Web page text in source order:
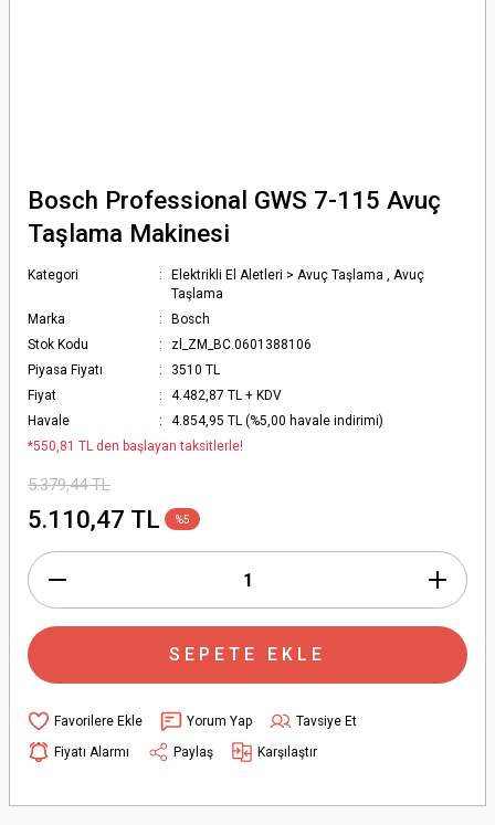
Bosch Professional GWS 7-115 Avuç
Taşlama Makinesi
Kategori Elektrikli El Aletleri > Avuç Taşlama ,Avuç
Taşlama
Marka
Bosch
Stok Kodu
zl_ZM_BC.0601388106
Piyasa Fiyatı
3510 TL
Fiyat
4.482,87 TL + KDV
Havale
4.854,95 TL (%5,00 havale indirimi)
*550,81 TL den başlayan taksitlerle!
5.379,44 TL
5.110,47 TL %5
SEPETE EKLE
Yorum Yap
Tavsiye Et
Fiyatı Alarmı
Paylaş Karşılaştır